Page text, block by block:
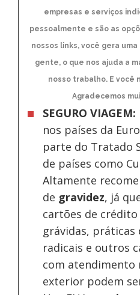
empresas e serviços
pessoalmente e são as
nossos links, você gera
gente, o que nos ajuda a
nosso trabalho. E você
Agradecemos
SEGURO VIAGEM:
nos países da
parte do Tratado
de países como
Altamente
de gravidez, já
cartões de
grávidas, práticas
radicais e outros
com atendimento
exterior podem